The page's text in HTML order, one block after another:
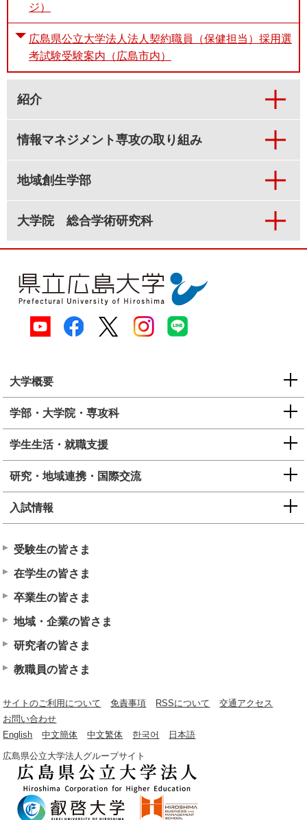
ジ）
広島県公立大学法人法人契約職員（保健担当）採用選
考試験受験案内（広島市内）
紹介
情報マネジメント専攻の取り組み
地域創生学部
大学院 総合学術研究科
大学概要
学部・大学院・専攻科
学生生活・就職支援
研究・地域連携・国際交流
入試情報
受験生の皆さま
在学生の皆さま
卒業生の皆さま
地域・企業の皆さま
研究者の皆さま
教職員の皆さま
サイトのご利用について 免責事項 RSSについて
交通アクセス
お問い合わせ
English
中文簡体 中文繁体 한국어 日本語
広島県公立大学法人グループサイト